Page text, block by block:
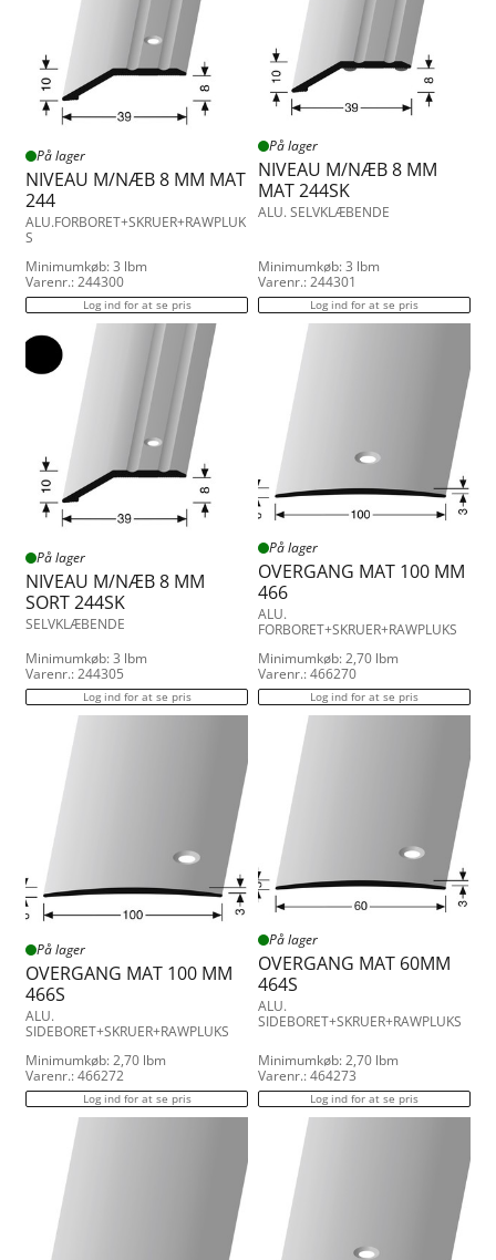
På lager
NIVEAU M/NÆB 8 MM MAT
244
ALU.FORBORET+SKRUER+RAWPLUK
S
Minimumkøb: 3 lbm
Varenr.: 244300
Log ind for at se pris
På lager
NIVEAU M/NÆB 8 MM
MAT 244SK
ALU. SELVKLÆBENDE
Minimumkøb: 3 lbm
Varenr.: 244301
Log ind for at se pris
På lager
NIVEAU M/NÆB 8 MM
SORT 244SK
SELVKLÆBENDE
Minimumkøb: 3 lbm
Varenr.: 244305
Log ind for at se pris
På lager
OVERGANG MAT 100 MM
466
ALU.
FORBORET+SKRUER+RAWPLUKS
Minimumkøb: 2,70 lbm
Varenr.: 466270
Log ind for at se pris
På lager
OVERGANG MAT 100 MM
466S
ALU.
SIDEBORET+SKRUER+RAWPLUKS
Minimumkøb: 2,70 lbm
Varenr.: 466272
Log ind for at se pris
På lager
OVERGANG MAT 60MM
464S
ALU.
SIDEBORET+SKRUER+RAWPLUKS
Minimumkøb: 2,70 lbm
Varenr.: 464273
Log ind for at se pris